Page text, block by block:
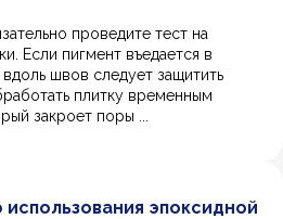
проведите тест на
Если пигмент въедается в
швов следует защитить
плитку временным
закроет поры ...
эпоксидной